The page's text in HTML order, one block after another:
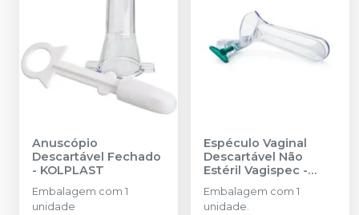
Anuscópio
Descartável Fechado
- KOLPLAST
Embalagem com 1
unidade
Espéculo Vaginal
Descartável Não
Estéril Vagispec -
KOLPLAST
Embalagem com 1
unidade.